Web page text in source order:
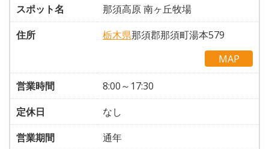
スポット名
那須高原 南ヶ丘牧場
住所
栃木県那須郡那須町湯本579
MAP
営業時間
8:00～17:30
定休日
なし
営業期間
通年